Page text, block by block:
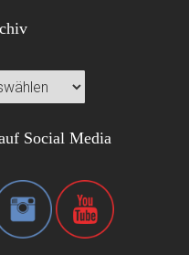
Social Media